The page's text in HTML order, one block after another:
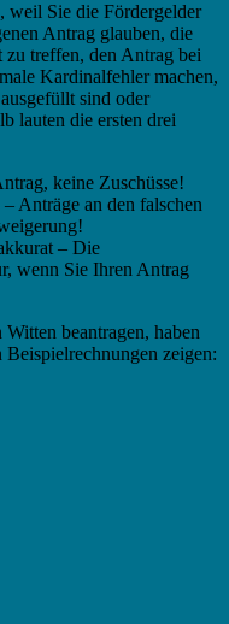
weil Sie die Fördergelder
Antrag glauben, die
zu treffen, den Antrag bei
Kardinalfehler machen,
sind oder
lauten die ersten drei
keine Zuschüsse!
Anträge an den falschen
– Die
wenn Sie Ihren Antrag
beantragen, haben
zeigen: